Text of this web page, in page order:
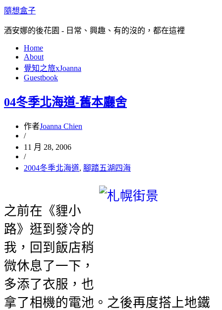
隨想盒子
酒安娜的後花園 - 日常、興趣、有的沒的，都在這裡
Home
About
覺知之旅xJoanna
Guestbook
04冬季北海道-舊本廳舍
作者Joanna Chien
/
11 月 28, 2006
/
2004冬季北海道, 腳踏五湖四海
之前在《貍小
路》逛到發冷的
我，回到飯店稍
微休息了一下，
多添了衣服，也
拿了相機的電池。之後再度搭上地鐵